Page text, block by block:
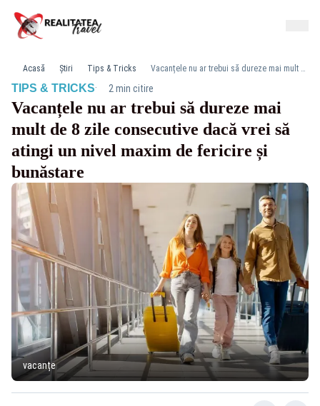
Acasă Știri Tips & Tricks Vacanțele nu ar trebui să dureze mai mult de 8 zile consecutive dacă vrei să atingi un nivel maxim de fericire și bunăstare
TIPS & TRICKS· 2 min citire
Vacanțele nu ar trebui să dureze mai
mult de 8 zile consecutive dacă vrei să
atingi un nivel maxim de fericire și
bunăstare
vacanțe